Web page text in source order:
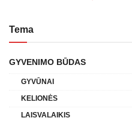
Tema
GYVENIMO BŪDAS
GYVŪNAI
KELIONĖS
LAISVALAIKIS